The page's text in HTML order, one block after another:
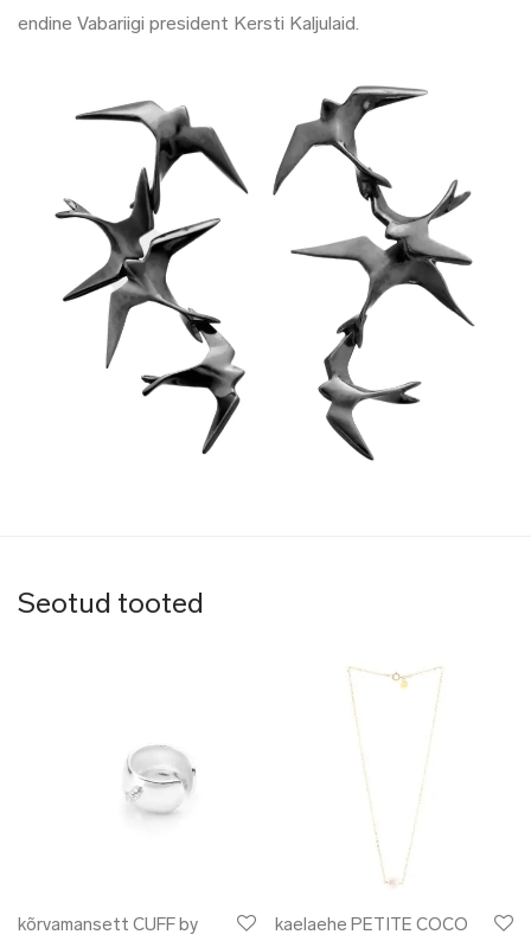
endine Vabariigi president Kersti Kaljulaid.
Seotud tooted
kõrvamansett CUFF by
kaelaehe PETITE COCO